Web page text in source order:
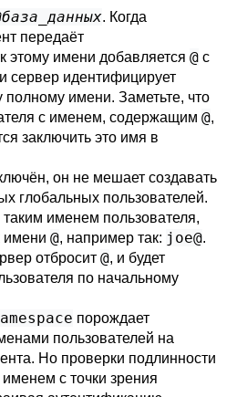
. Когда
передаёт
этому имени добавляется @ с
сервер идентифицирует
полному имени. Заметьте, что
с именем, содержащим @,
заключить это имя в
он не мешает создавать
глобальных пользователей.
именем пользователя,
имени @, например так: joe@.
отбросит @, и будет
по начальному
порождает
пользователей на
Но проверки подлинности
с точки зрения